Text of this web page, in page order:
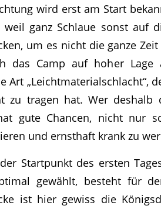
wird erst am Start
ganz Schlaue sonst auf
um es nicht die ganze
das Camp auf hoher Lage
Art „Leichtmaterialschlacht“,
zu tragen hat. Wer deshalb
gute Chancen, nicht nur
und ernsthaft krank zu
Startpunkt des ersten
gewählt, besteht für
ist hier gewiss die